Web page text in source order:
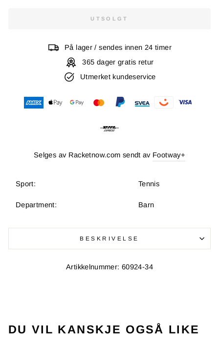
UTSOLGT
På lager / sendes innen 24 timer
365 dager gratis retur
Utmerket kundeservice
Selges av Racketnow.com sendt av Footway+
Sport: Tennis
Department: Barn
BESKRIVELSE
Artikkelnummer: 60924-34
DU VIL KANSKJE OGSÅ LIKE